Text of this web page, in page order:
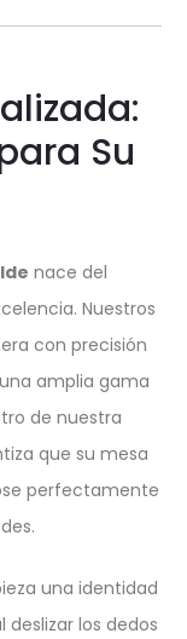
Su
nace del
Nuestros
con precisión
amplia gama
de nuestra
que su mesa
perfectamente
una identidad
deslizar los dedos